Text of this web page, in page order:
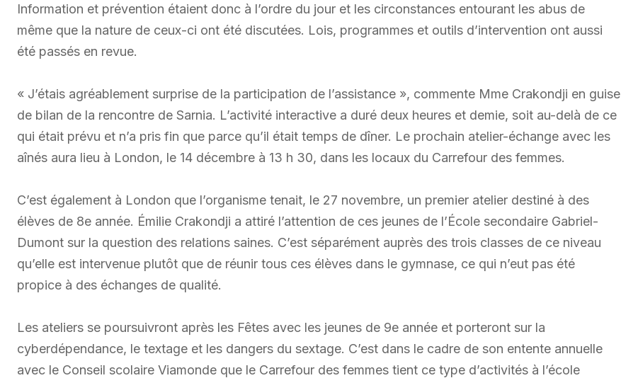
Information et prévention étaient donc à l’ordre du jour et les circonstances entourant les abus de
même que la nature de ceux-ci ont été discutées. Lois, programmes et outils d’intervention ont aussi
été passés en revue.
« J’étais agréablement surprise de la participation de l’assistance », commente Mme Crakondji en guise
de bilan de la rencontre de Sarnia. L’activité interactive a duré deux heures et demie, soit au-delà de ce
qui était prévu et n’a pris fin que parce qu’il était temps de dîner. Le prochain atelier-échange avec les
aînés aura lieu à London, le 14 décembre à 13 h 30, dans les locaux du Carrefour des femmes.
C’est également à London que l’organisme tenait, le 27 novembre, un premier atelier destiné à des
élèves de 8e année. Émilie Crakondji a attiré l’attention de ces jeunes de l’École secondaire Gabriel-
Dumont sur la question des relations saines. C’est séparément auprès des trois classes de ce niveau
qu’elle est intervenue plutôt que de réunir tous ces élèves dans le gymnase, ce qui n’eut pas été
propice à des échanges de qualité.
Les ateliers se poursuivront après les Fêtes avec les jeunes de 9e année et porteront sur la
cyberdépendance, le textage et les dangers du sextage. C’est dans le cadre de son entente annuelle
avec le Conseil scolaire Viamonde que le Carrefour des femmes tient ce type d’activités à l’école